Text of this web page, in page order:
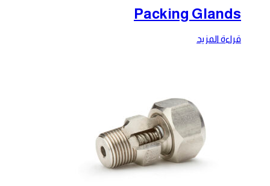
Packing Glands
قراءة المزيد